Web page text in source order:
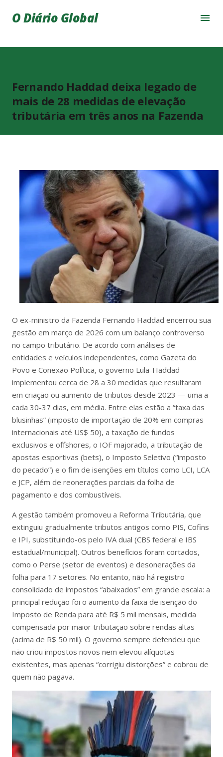
Pular para o conteúdo principal
O Diário Global
Fernando Haddad deixa legado de
mais de 28 medidas de elevação
tributária em três anos na Fazenda
O ex-ministro da Fazenda Fernando Haddad encerrou sua
gestão em março de 2026 com um balanço controverso
no campo tributário. De acordo com análises de
entidades e veículos independentes, como Gazeta do
Povo e Conexão Política, o governo Lula-Haddad
implementou cerca de 28 a 30 medidas que resultaram
em criação ou aumento de tributos desde 2023 — uma a
cada 30-37 dias, em média. Entre elas estão a “taxa das
blusinhas” (imposto de importação de 20% em compras
internacionais até US$ 50), a taxação de fundos
exclusivos e offshores, o IOF majorado, a tributação de
apostas esportivas (bets), o Imposto Seletivo (“imposto
do pecado”) e o fim de isenções em títulos como LCI, LCA
e JCP, além de reonerações parciais da folha de
pagamento e dos combustíveis.
A gestão também promoveu a Reforma Tributária, que
extinguiu gradualmente tributos antigos como PIS, Cofins
e IPI, substituindo-os pelo IVA dual (CBS federal e IBS
estadual/municipal). Outros benefícios foram cortados,
como o Perse (setor de eventos) e desonerações da
folha para 17 setores. No entanto, não há registro
consolidado de impostos “abaixados” em grande escala: a
principal redução foi o aumento da faixa de isenção do
Imposto de Renda para até R$ 5 mil mensais, medida
compensada por maior tributação sobre rendas altas
(acima de R$ 50 mil). O governo sempre defendeu que
não criou impostos novos nem elevou alíquotas
existentes, mas apenas “corrigiu distorções” e cobrou de
quem não pagava.